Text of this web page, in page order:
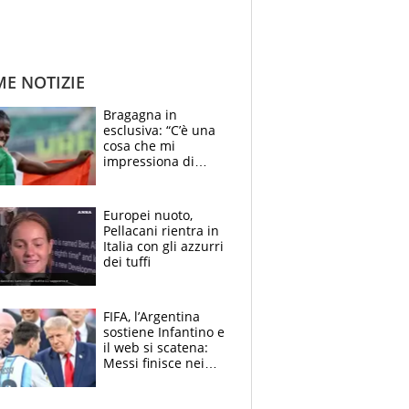
NOTIZIE
Bragagna in
esclusiva: “C’è una
cosa che mi
impressiona di
E svela la sorpresa
agli Europei
Europei nuoto,
Pellacani rientra in
Italia con gli azzurri
dei tuffi
FIFA, l’Argentina
sostiene Infantino e
il web si scatena:
Messi finisce nei